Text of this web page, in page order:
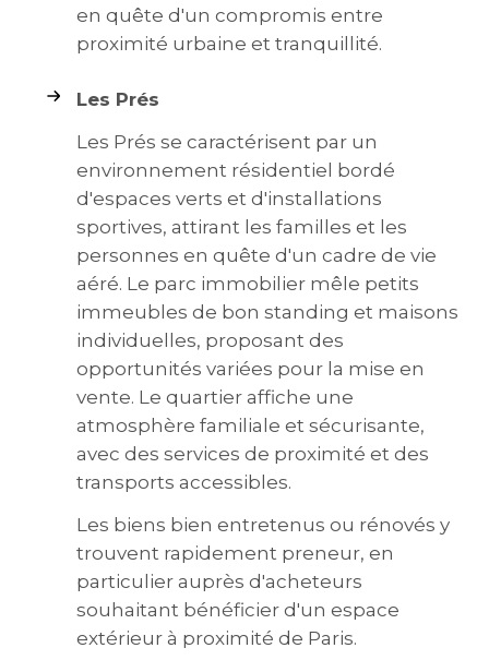
en quête d'un compromis entre
proximité urbaine et tranquillité.
Les Prés
Les Prés se caractérisent par un
environnement résidentiel bordé
d'espaces verts et d'installations
sportives, attirant les familles et les
personnes en quête d'un cadre de vie
aéré. Le parc immobilier mêle petits
immeubles de bon standing et maisons
individuelles, proposant des
opportunités variées pour la mise en
vente. Le quartier affiche une
atmosphère familiale et sécurisante,
avec des services de proximité et des
transports accessibles.
Les biens bien entretenus ou rénovés y
trouvent rapidement preneur, en
particulier auprès d'acheteurs
souhaitant bénéficier d'un espace
extérieur à proximité de Paris.